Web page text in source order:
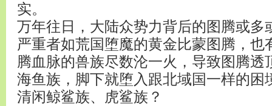
实。
万年往日，大陆众势力背后的图腾或多
严重者如荒国堕魔的黄金比蒙图腾，也
腾血脉的兽族尽数沦一火，导致图腾透
海鱼族，脚下就堕入跟北域国一样的困
清闲鲸鲨族、虎鲨族？